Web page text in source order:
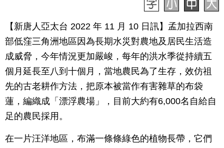
【新唐人亞太台 2022 年 11 月 10 日訊】孟加拉西南
部低窪三角洲地區因為長期水災對農地及居民生活造
成威脅，今年情況更加嚴峻，每年的洪水季從持續五
個月延長至八到十個月，當地農民為了生存，效仿祖
先的古老耕作方法，把原本被當作有害雜草的布袋
蓮，編織成「漂浮農場」，目前大約有6,000名自給自
足的農民採用。
在一片汪洋地區，布滿一條條綠色的植物長帶，它們